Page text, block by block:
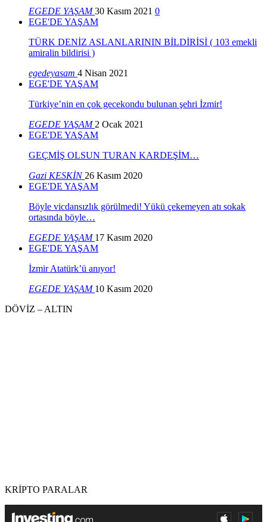
EGEDE YAŞAM30 Kasım 2021 0
EGE'DE YAŞAM
TÜRK DENİZ ASLANLARININ BİLDİRİSİ ( 103 emekli
amiralin bildirisi )
egedeyasam 4 Nisan 2021
EGE'DE YAŞAM
Türkiye’nin en çok gecekondu bulunan şehri İzmir!
EGEDE YAŞAM 2 Ocak 2021
EGE'DE YAŞAM
GEÇMİŞ OLSUN TURAN KARDEŞİM…
Gazi KESKİN 26 Kasım 2020
EGE'DE YAŞAM
Böyle vicdansızlık görülmedi! Yükü çekemeyen atı sokak
ortasında böyle…
EGEDE YAŞAM 17 Kasım 2020
EGE'DE YAŞAM
İzmir Atatürk’ü anıyor!
EGEDE YAŞAM 10 Kasım 2020
DÖVİZ – ALTIN
KRİPTO PARALAR